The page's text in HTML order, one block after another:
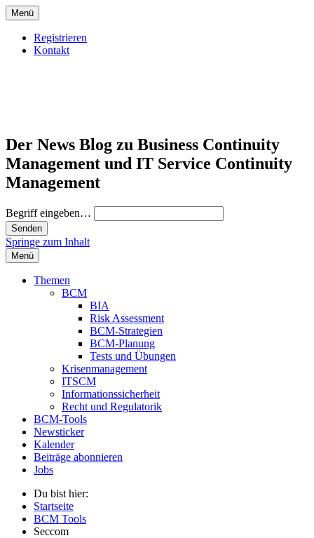
Menü
Registrieren
Kontakt
Der News Blog zu Business Continuity
Management und IT Service Continuity
Management
Begriff eingeben…
Springe zum Inhalt
Menü
Themen
BCM
BIA
Risk Assessment
BCM-Strategien
BCM-Planung
Tests und Übungen
Krisenmanagement
ITSCM
Informationssicherheit
Recht und Regulatorik
BCM-Tools
Newsticker
Kalender
Beiträge abonnieren
Jobs
Du bist hier:
Startseite
BCM Tools
Seccom